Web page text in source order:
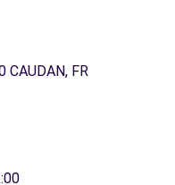
CAUDAN, FR